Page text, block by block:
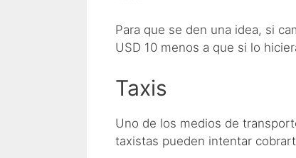
Para que se den una idea, si
USD 10 menos a que si lo
Taxis
Uno de los medios de
taxistas pueden intentar